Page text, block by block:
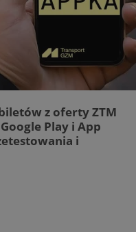
z oferty ZTM
Play i App
i